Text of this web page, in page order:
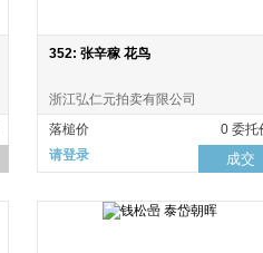
352: 张辛稼 花鸟
浙江弘仁元拍卖有限公司
落槌价
0 委托
请登录
成交